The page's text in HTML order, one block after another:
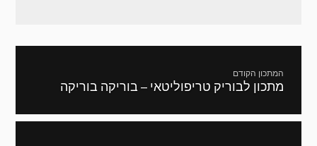
המתכון הקודם
מתכון
מתכון לבוריק טריפוליטאי – בוריקה בוריקה